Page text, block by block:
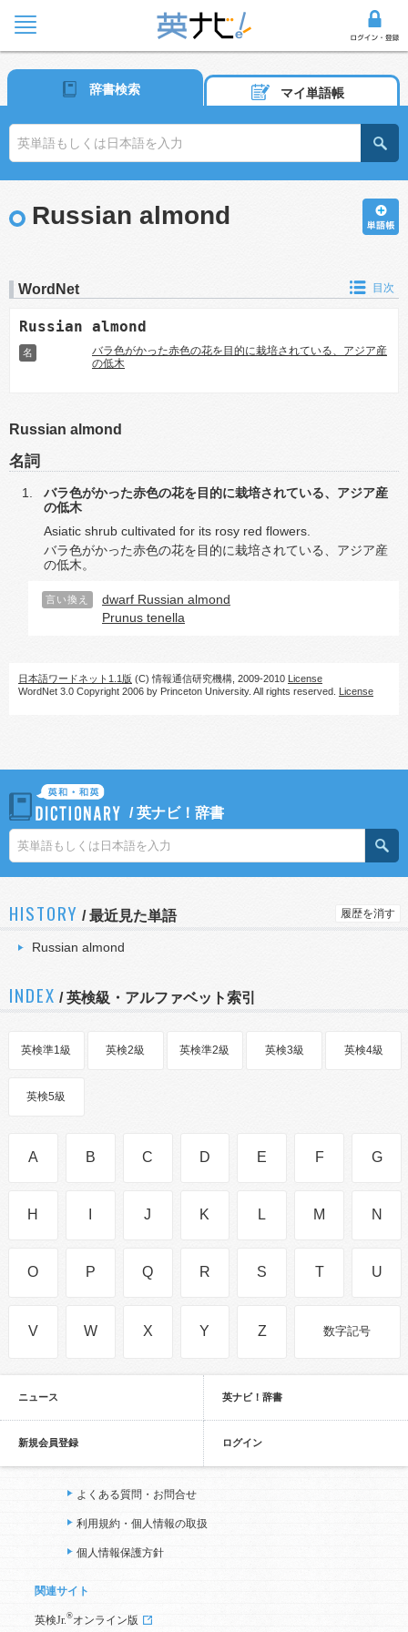
辞書検索 マイ単語帳
Russian almond
WordNet 目次
Russian almond
名
バラ色がかった赤色の花を目的に栽培されている、アジア産
の低木
Russian almond
名詞
バラ色がかった赤色の花を目的に栽培されている、アジア産
の低木
Asiatic shrub cultivated for its rosy red flowers.
バラ色がかった赤色の花を目的に栽培されている、アジア産
の低木。
言い換え
dwarf Russian almond
Prunus tenella
日本語ワードネット1.1版 (C) 情報通信研究機構, 2009-2010 License
WordNet 3.0 Copyright 2006 by Princeton University. All rights reserved. License
/英ナビ！辞書
HISTORY /最近見た単語 履歴を消す
Russian almond
INDEX / 英検級・アルファベット索引
英検準1級 英検2級 英検準2級 英検3級 英検4級
英検5級
A B C D E F G
H J K L M N
O P Q R S T U
V W X Y Z 数字記号
ニュース 英ナビ！辞書
新規会員登録 ログイン
よくある質問・お問合せ
利用規約・個人情報の取扱
個人情報保護方針
関連サイト
英検Jr. ®オンライン版